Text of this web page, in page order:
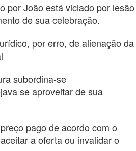
por João está viciado por lesão
de sua celebração.
por erro, de alienação da
subordina-se
se aproveitar de sua
pago de acordo com o
a oferta ou invalidar o